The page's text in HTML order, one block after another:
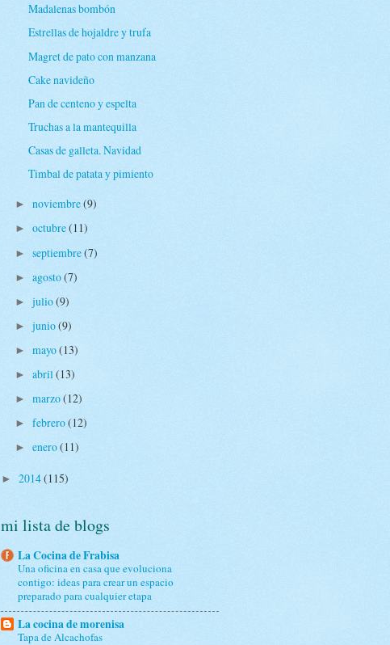
Madalenas bombón
Estrellas de hojaldre y trufa
Magret de pato con manzana
Cake navideño
Pan de centeno y espelta
Truchas a la mantequilla
Casas de galleta. Navidad
Timbal de patata y pimiento
► noviembre(9)
► octubre(11)
► septiembre(7)
► agosto(7)
► julio(9)
► junio(9)
► mayo(13)
► abril(13)
► marzo(12)
► febrero(12)
► enero(11)
► 2014(115)
mi lista de blogs
La Cocina de Frabisa
Una oficina en casa que evoluciona
contigo: ideas para crear un espacio
preparado para cualquier etapa
La cocina de morenisa
Tapa de Alcachofas